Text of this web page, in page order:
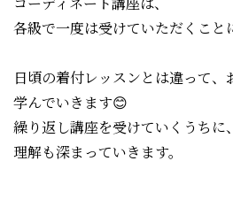
各級で一度は受けていただくこと
日頃の着付レッスンとは違って、
学んでいきます😊
繰り返し講座を受けていくうちに、
理解も深まっていきます。